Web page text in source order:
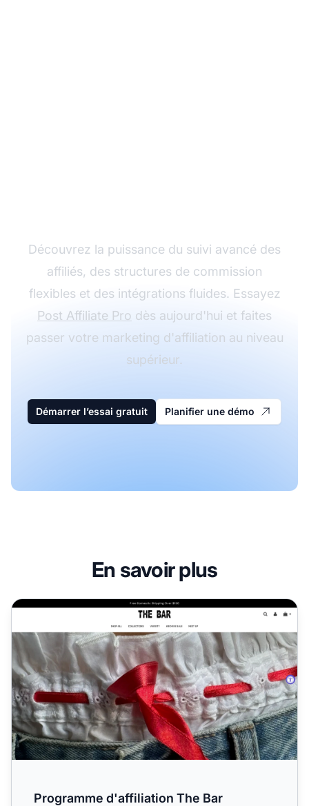
Découvrez la puissance du suivi avancé des
affiliés, des structures de commission
flexibles et des intégrations fluides. Essayez
Post Affiliate Pro dès aujourd'hui et faites
passer votre marketing d'affiliation au niveau
supérieur.
Démarrer l’essai gratuit Planifier une démo
En savoir plus
Programme d'affiliation The Bar
Programme d'affiliation The Bar